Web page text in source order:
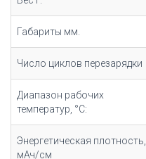
Габариты мм.
Число циклов перезарядки
Диапазон рабочих
температур, °С:
Энергетическая плотность,
мАч/cм